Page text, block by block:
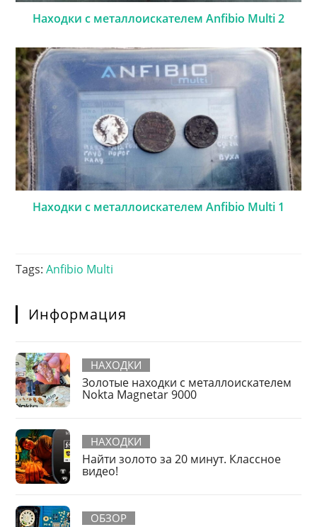
Находки с металлоискателем Anfibio Multi 2
Находки с металлоискателем Anfibio Multi 1
Tags:Anfibio Multi
Информация
НАХОДКИ
Золотые находки с металлоискателем
Nokta Magnetar 9000
НАХОДКИ
Найти золото за 20 минут. Классное
видео!
ОБЗОР